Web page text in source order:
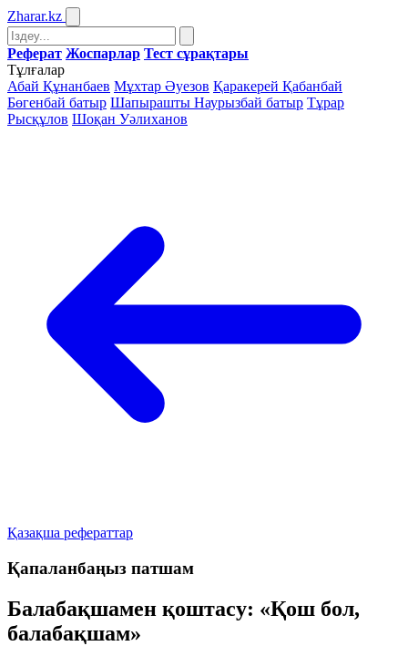
Zharar.kz
Реферат Жоспарлар Тест сұрақтары
Тұлғалар
Абай Құнанбаев Мұхтар Әуезов Қаракерей Қабанбай
Бөгенбай батыр Шапырашты Наурызбай батыр Тұрар
Рысқұлов Шоқан Уәлиханов
Қазақша рефераттар
Қапаланбаңыз патшам
Балабақшамен қоштасу: «Қош бол,
балабақшам»